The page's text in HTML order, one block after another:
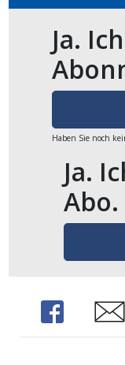
Mitteilungen
Ja.
Haben Sie noch
Ja.
Abo.
Share Share